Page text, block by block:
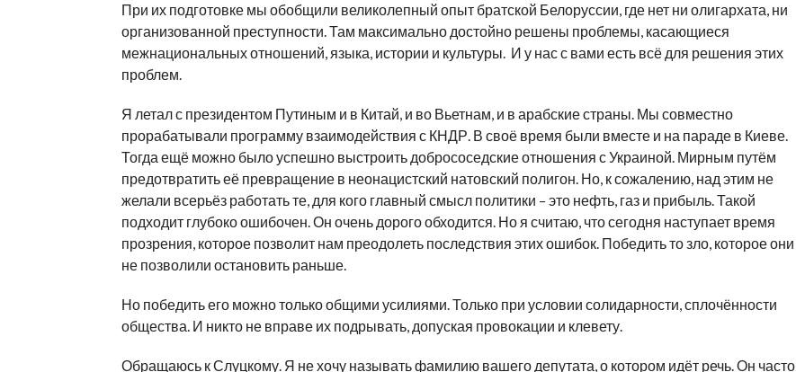
При их подготовке мы обобщили великолепный опыт братской Белоруссии, где нет ни олигархата, ни
организованной преступности. Там максимально достойно решены проблемы, касающиеся
межнациональных отношений, языка, истории и культуры. И у нас с вами есть всё для решения этих
проблем.
Я летал с президентом Путиным и в Китай, и во Вьетнам, и в арабские страны. Мы совместно
прорабатывали программу взаимодействия с КНДР. В своё время были вместе и на параде в Киеве.
Тогда ещё можно было успешно выстроить добрососедские отношения с Украиной. Мирным путём
предотвратить её превращение в неонацистский натовский полигон. Но, к сожалению, над этим не
желали всерьёз работать те, для кого главный смысл политики – это нефть, газ и прибыль. Такой
подходит глубоко ошибочен. Он очень дорого обходится. Но я считаю, что сегодня наступает время
прозрения, которое позволит нам преодолеть последствия этих ошибок. Победить то зло, которое они
не позволили остановить раньше.
Но победить его можно только общими усилиями. Только при условии солидарности, сплочённости
общества. И никто не вправе их подрывать, допуская провокации и клевету.
Обращаюсь к Слуцкому. Я не хочу называть фамилию вашего депутата, о котором идёт речь. Он часто